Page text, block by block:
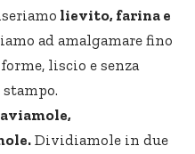
lievito, farina e
ad amalgamare fino
liscio e senza
Dividiamole in due